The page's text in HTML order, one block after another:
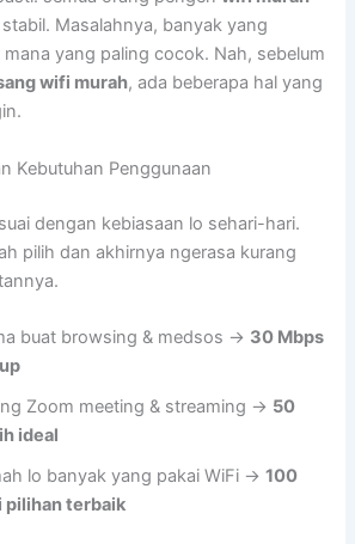
Masalahnya, banyak yang
yang paling cocok. Nah, sebelum
wifi murah, ada beberapa hal yang
Kebutuhan Penggunaan
dengan kebiasaan lo sehari-hari.
pilih dan akhirnya ngerasa kurang
buat browsing & medsos → 30 Mbps
Zoom meeting & streaming → 50
ideal
lo banyak yang pakai WiFi →100
pilihan terbaik